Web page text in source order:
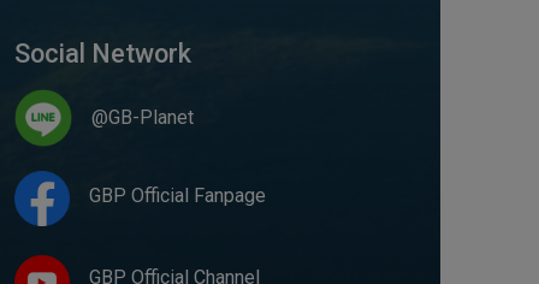
Social Network
@GB-Planet
GBP Official Fanpage
GBP Official Channel